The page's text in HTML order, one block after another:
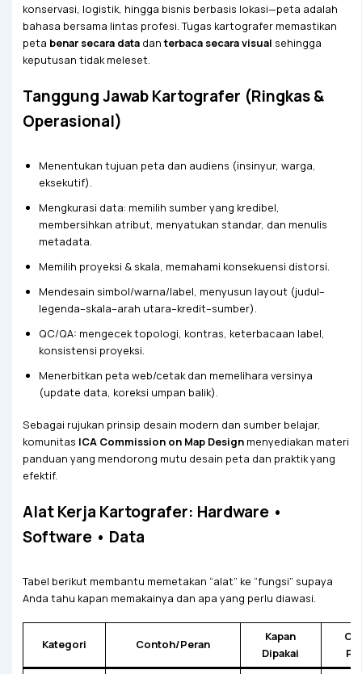
konservasi, logistik, hingga bisnis berbasis lokasi—peta adalah
bahasa bersama lintas profesi. Tugas kartografer memastikan
peta benar secara datadanterbaca secara visual sehingga
keputusan tidak meleset.
Tanggung Jawab Kartografer (Ringkas &
Operasional)
Menentukan tujuan peta dan audiens (insinyur, warga,
eksekutif).
Mengkurasi data: memilih sumber yang kredibel,
membersihkan atribut, menyatukan standar, dan menulis
metadata.
Memilih proyeksi & skala, memahami konsekuensi distorsi.
Mendesain simbol/warna/label, menyusun layout (judul–
legenda–skala–arah utara–kredit–sumber).
QC/QA: mengecek topologi, kontras, keterbacaan label,
konsistensi proyeksi.
Menerbitkan peta web/cetak dan memelihara versinya
(update data, koreksi umpan balik).
Sebagai rujukan prinsip desain modern dan sumber belajar,
komunitas ICA Commission on Map Designmenyediakan materi
panduan yang mendorong mutu desain peta dan praktik yang
efektif.
Alat Kerja Kartografer: Hardware •
Software • Data
Tabel berikut membantu memetakan “alat” ke “fungsi” supaya
Anda tahu kapan memakainya dan apa yang perlu diawasi.
Kategori Contoh/Peran
Kapan
Dipakai